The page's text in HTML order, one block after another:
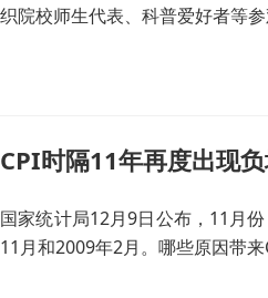
织院校师生代表、科普爱好者等
CPI时隔11年再度出现
国家统计局12月9日公布，11月
11月和2009年2月。哪些原因带